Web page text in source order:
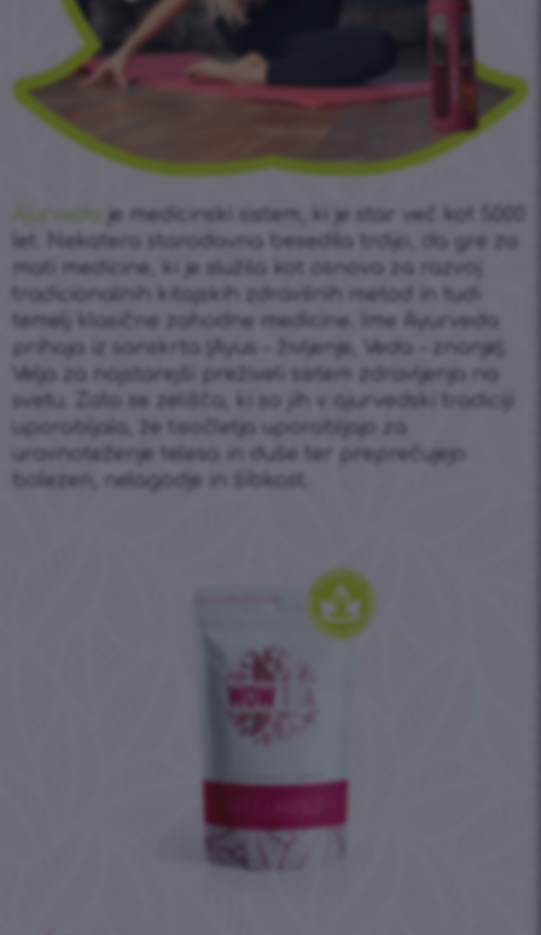
je medicinski sistem, ki je star več kot 5000
let. Nekatera starodavna besedila trdijo, da gre za
mati medicine, ki je služila kot osnova za razvoj
tradicionalnih kitajskih zdravilnih metod in tudi
temelj klasične zahodne medicine. Ime Ayurveda
prihaja iz sanskrta (Ayus – življenje, Veda – znanje).
Velja za najstarejši preživeli sistem zdravljenja na
svetu. Zato se zelišča, ki so jih v ajurvedski tradiciji
uporabljala, že tisočletja uporabljajo za
uravnoteženje telesa in duše ter preprečujejo
bolezen, nelagodje in šibkost.